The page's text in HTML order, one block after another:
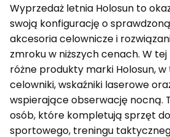
Wyprzedaż letnia Holosun to
swoją konfigurację o
akcesoria celownicze i
zmroku w niższych cenach. W
różne produkty marki Holosun,
celowniki, wskaźniki laserowe
wspierające obserwację nocną.
osób, które kompletują sprzęt
sportowego, treningu